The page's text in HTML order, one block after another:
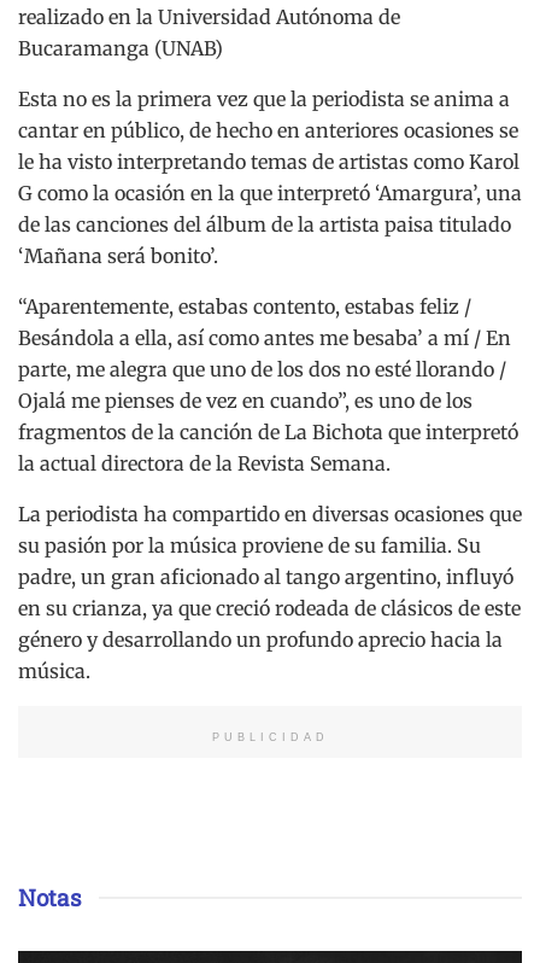
realizado en la Universidad Autónoma de
Bucaramanga (UNAB)
Esta no es la primera vez que la periodista se anima a
cantar en público, de hecho en anteriores ocasiones se
le ha visto interpretando temas de artistas como Karol
G como la ocasión en la que interpretó ‘Amargura’, una
de las canciones del álbum de la artista paisa titulado
‘Mañana será bonito’.
“Aparentemente, estabas contento, estabas feliz /
Besándola a ella, así como antes me besaba’ a mí / En
parte, me alegra que uno de los dos no esté llorando /
Ojalá me pienses de vez en cuando”, es uno de los
fragmentos de la canción de La Bichota que interpretó
la actual directora de la Revista Semana.
La periodista ha compartido en diversas ocasiones que
su pasión por la música proviene de su familia. Su
padre, un gran aficionado al tango argentino, influyó
en su crianza, ya que creció rodeada de clásicos de este
género y desarrollando un profundo aprecio hacia la
música.
PUBLICIDAD
Notas